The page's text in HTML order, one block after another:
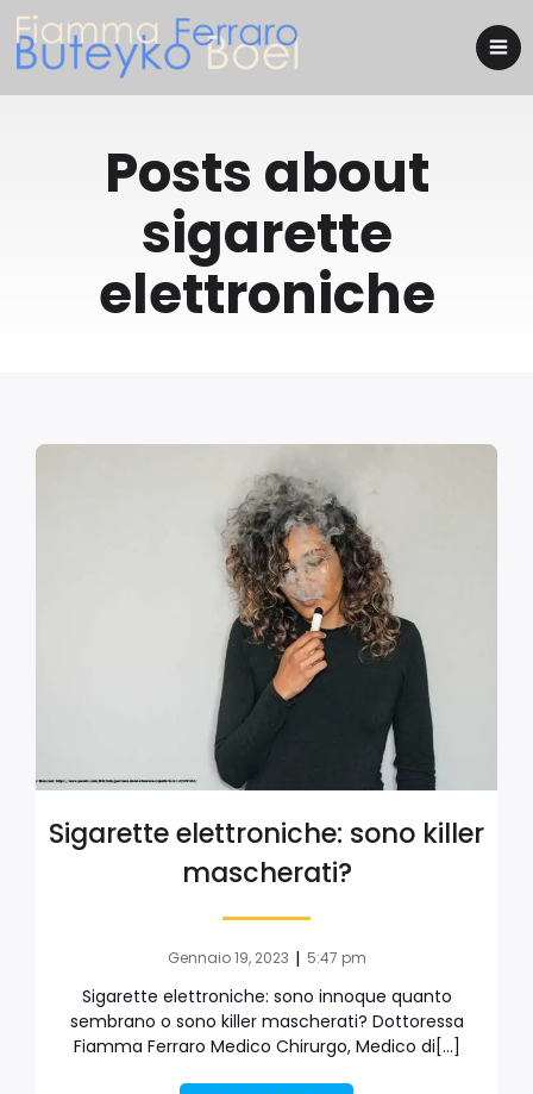
Posts about
sigarette
elettroniche
Sigarette elettroniche: sono killer
mascherati?
Gennaio 19, 2023 | 5:47 pm
Sigarette elettroniche: sono innoque quanto
sembrano o sono killer mascherati? Dottoressa
Fiamma Ferraro Medico Chirurgo, Medico di[…]